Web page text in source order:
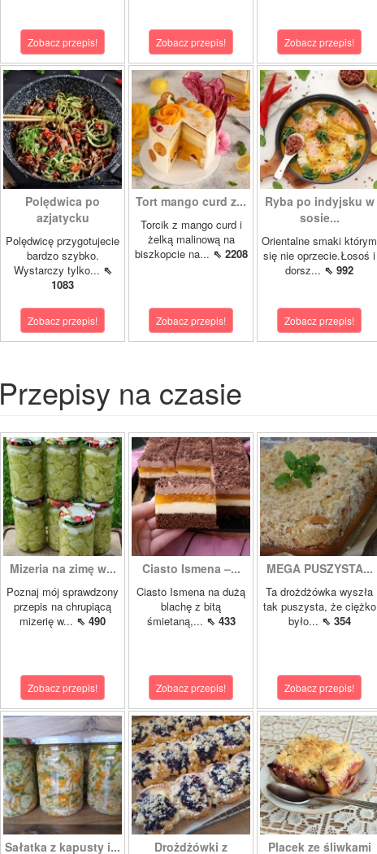
Zobacz przepis! Zobacz przepis! Zobacz przepis!
Polędwica po
azjatycku
Polędwicę przygotujecie
bardzo szybko.
Wystarczy tylko... ⇖
1083
Zobacz przepis!
Tort mango curd z...
Torcik z mango curd i
żelką malinową na
biszkopcie na... ⇖ 2208
Zobacz przepis!
Ryba po indyjsku w
sosie...
Orientalne smaki którym
się nie oprzecie.Łosoś i
dorsz... ⇖ 992
Zobacz przepis!
Przepisy na czasie
Mizeria na zimę w...
Poznaj mój sprawdzony
przepis na chrupiącą
mizerię w... ⇖ 490
Zobacz przepis!
Ciasto Ismena –...
Ciasto Ismena na dużą
blachę z bitą
śmietaną,... ⇖ 433
Zobacz przepis!
MEGA PUSZYSTA...
Ta drożdżówka wyszła
tak puszysta, że ciężko
było... ⇖ 354
Zobacz przepis!
Sałatka z kapusty i... Drożdżówki z Placek ze śliwkami